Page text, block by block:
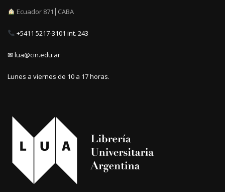
Ecuador 871┃CABA
+5411 5217-3101 int. 243
✉ lua@cin.edu.ar
Lunes a viernes de 10 a 17 horas.